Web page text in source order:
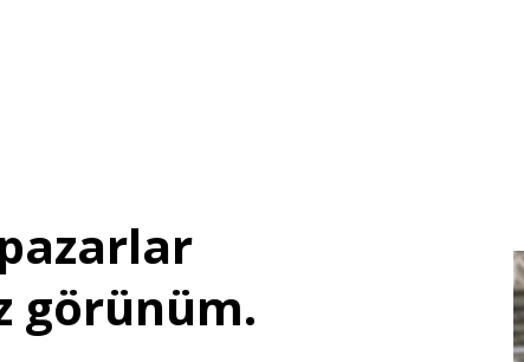
görünüm.